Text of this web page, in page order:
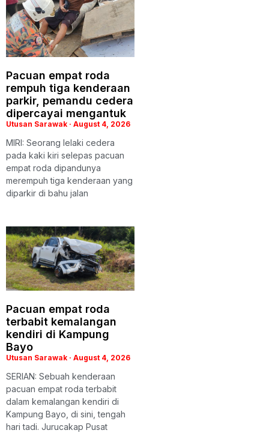
Pacuan empat roda
rempuh tiga kenderaan
parkir, pemandu cedera
dipercayai mengantuk
Utusan Sarawak August 4, 2026
MIRI: Seorang lelaki cedera
pada kaki kiri selepas pacuan
empat roda dipandunya
merempuh tiga kenderaan yang
diparkir di bahu jalan
Pacuan empat roda
terbabit kemalangan
kendiri di Kampung
Bayo
Utusan Sarawak August 4, 2026
SERIAN: Sebuah kenderaan
pacuan empat roda terbabit
dalam kemalangan kendiri di
Kampung Bayo, di sini, tengah
hari tadi. Jurucakap Pusat